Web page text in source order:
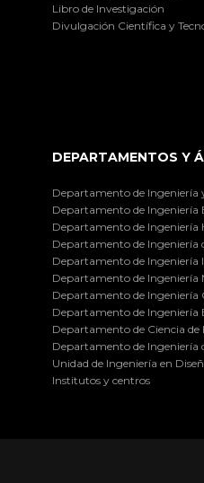
Libro de Investigación
Divulgación Científica y
DEPARTAMENTOS Y
Departamento de Ingeniería
Departamento de Ingeniería
Departamento de
Departamento de Ingeniería
Departamento de Ingeniería
Departamento de Ingeniería
Departamento de Ingeniería
Departamento de Ingeniería
Departamento de Ciencia
Departamento de Ingeniería
Unidad de Ingeniería en
Institutos y centros